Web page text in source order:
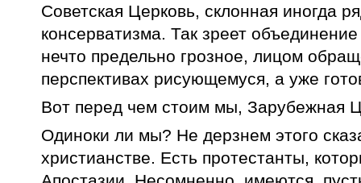
Советская Церковь, склонная иногда
консерватизма. Так зреет
нечто предельно грозное, лицом
перспективах рисующемуся, а уже
Вот перед чем стоим мы, Зарубежная
Одиноки ли мы? Не дерзнем этого
христианстве. Есть протестанты,